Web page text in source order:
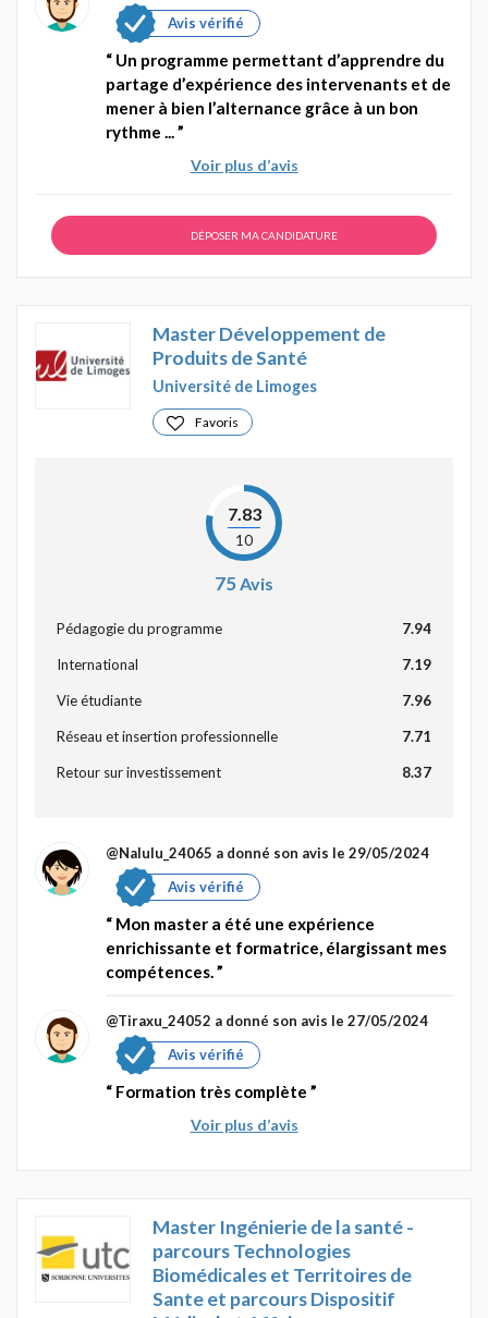
Avis vérifié
Un programme permettant d’apprendre du
partage d’expérience des intervenants et de
mener à bien l’alternance grâce à un bon
rythme ...
Voir plus d’avis
DÉPOSER MA CANDIDATURE
Master Développement de
Produits de Santé
Université de Limoges
Favoris
7.83
10
75 Avis
Pédagogie du programme 7.94
International 7.19
Vie étudiante 7.96
Réseau et insertion professionnelle 7.71
Retour sur investissement 8.37
@Nalulu_24065 a donné son avis le 29/05/2024
Avis vérifié
Mon master a été une expérience
enrichissante et formatrice, élargissant mes
compétences.
@Tiraxu_24052 a donné son avis le 27/05/2024
Avis vérifié
Formation très complète
Voir plus d’avis
Master Ingénierie de la santé -
parcours Technologies
Biomédicales et Territoires de
Sante et parcours Dispositif